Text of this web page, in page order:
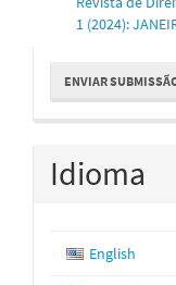
1 (2024):
Enviar
ENVIAR
Idioma
English